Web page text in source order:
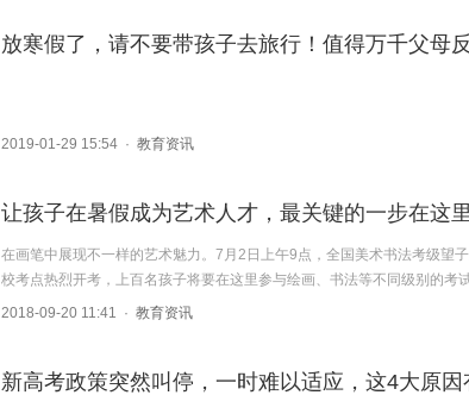
2019-01-29 15:54 · 教育资讯
在画笔中展现不一样的艺术魅力。7月2日上午9点，全国美术书法考级望
校考点热烈开考，上百名孩子将要在这里参与绘画、书法等不同级别的考
2018-09-20 11:41 · 教育资讯